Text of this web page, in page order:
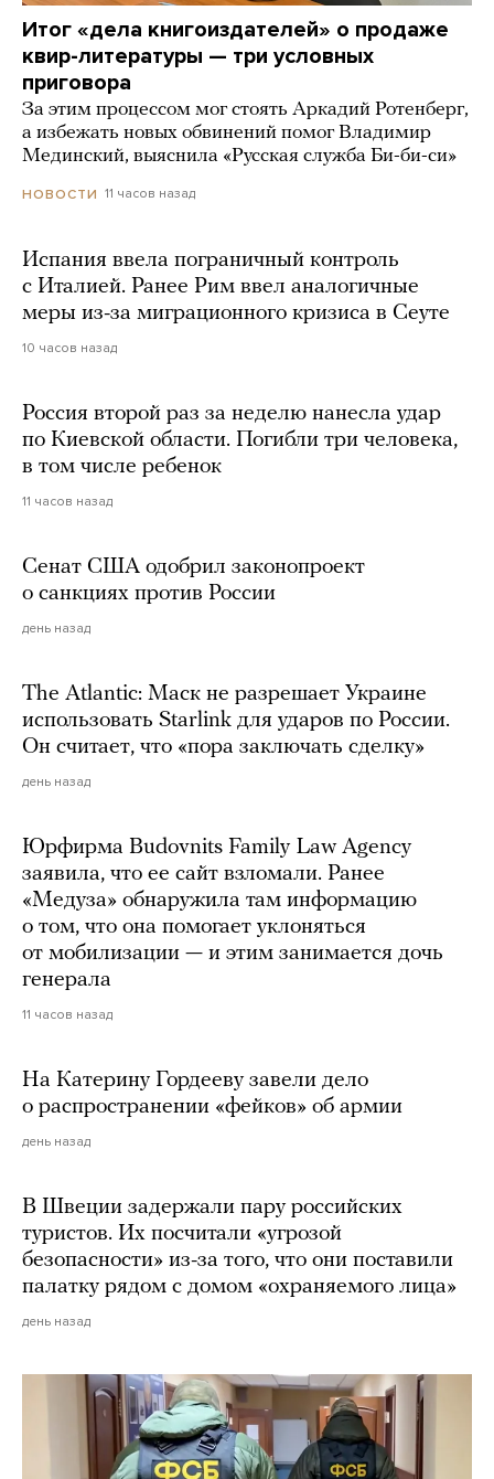
Итог «дела книгоиздателей» о продаже
квир-литературы — три условных
приговора
За этим процессом мог стоять Аркадий Ротенберг,
а избежать новых обвинений помог Владимир
Мединский, выяснила «Русская служба Би-би-си»
НОВОСТИ 11 часов назад
Испания ввела пограничный контроль
с Италией. Ранее Рим ввел аналогичные
меры из-за миграционного кризиса в Сеуте
10 часов назад
Россия второй раз за неделю нанесла удар
по Киевской области. Погибли три человека,
в том числе ребенок
11 часов назад
Сенат США одобрил законопроект
о санкциях против России
день назад
The Atlantic: Маск не разрешает Украине
использовать Starlink для ударов по России.
Он считает, что «пора заключать сделку»
день назад
Юрфирма Budovnits Family Law Agency
заявила, что ее сайт взломали. Ранее
«Медуза» обнаружила там информацию
о том, что она помогает уклоняться
от мобилизации — и этим занимается дочь
генерала
11 часов назад
На Катерину Гордееву завели дело
о распространении «фейков» об армии
день назад
В Швеции задержали пару российских
туристов. Их посчитали «угрозой
безопасности» из-за того, что они поставили
палатку рядом с домом «охраняемого лица»
день назад